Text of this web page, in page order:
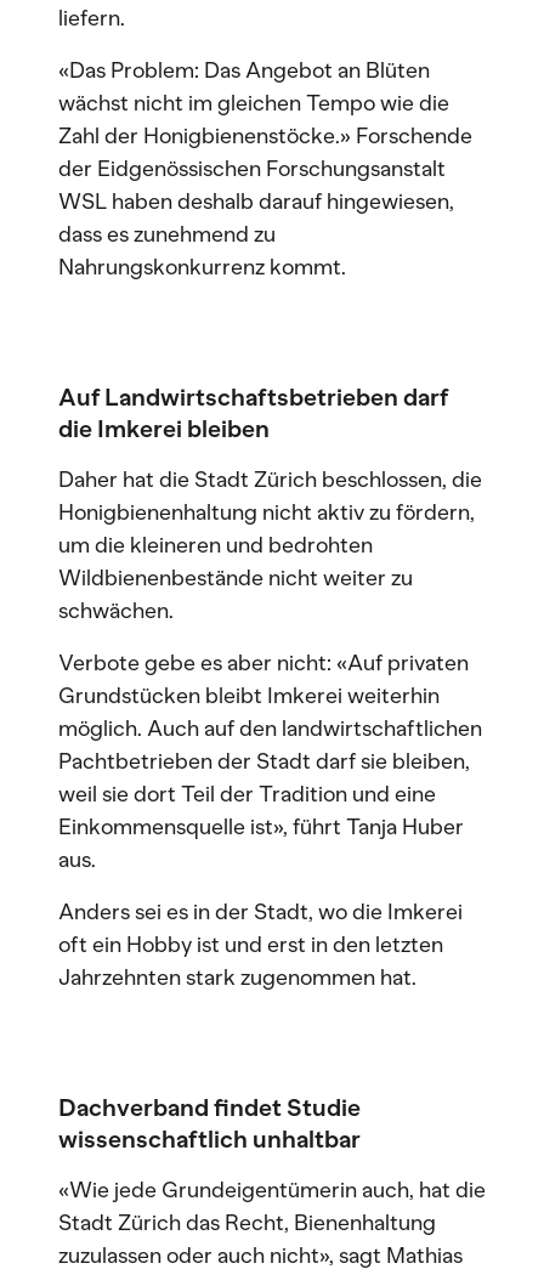
liefern.
«Das Problem: Das Angebot an Blüten
wächst nicht im gleichen Tempo wie die
Zahl der Honigbienenstöcke.» Forschende
der Eidgenössischen Forschungsanstalt
WSL haben deshalb darauf hingewiesen,
dass es zunehmend zu
Nahrungskonkurrenz kommt.
Auf Landwirtschaftsbetrieben darf
die Imkerei bleiben
Daher hat die Stadt Zürich beschlossen, die
Honigbienenhaltung nicht aktiv zu fördern,
um die kleineren und bedrohten
Wildbienenbestände nicht weiter zu
schwächen.
Verbote gebe es aber nicht: «Auf privaten
Grundstücken bleibt Imkerei weiterhin
möglich. Auch auf den landwirtschaftlichen
Pachtbetrieben der Stadt darf sie bleiben,
weil sie dort Teil der Tradition und eine
Einkommensquelle ist», führt Tanja Huber
aus.
Anders sei es in der Stadt, wo die Imkerei
oft ein Hobby ist und erst in den letzten
Jahrzehnten stark zugenommen hat.
Dachverband findet Studie
wissenschaftlich unhaltbar
«Wie jede Grundeigentümerin auch, hat die
Stadt Zürich das Recht, Bienenhaltung
zuzulassen oder auch nicht», sagt Mathias